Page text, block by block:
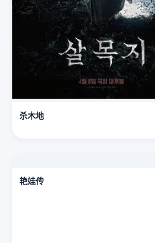
杀木地
艳娃传